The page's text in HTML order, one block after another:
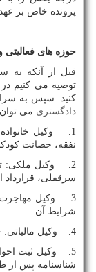
پرونده خاص بر
حوزه های فعالیتی
قبل از آنکه به
توصیه می کنیم
کنید سپس به
دادگستری می
1. وکیل
نفقه، حضانت
2. وکیل ملکی:
سرقفلی، قرارداد
3. وکیل
شرایط آن
4. وکیل مالیاتی: جلوگیری از جرائم و محکومیت های مالیاتی و...
5. وکیل ثبت
شناسنامه پس از